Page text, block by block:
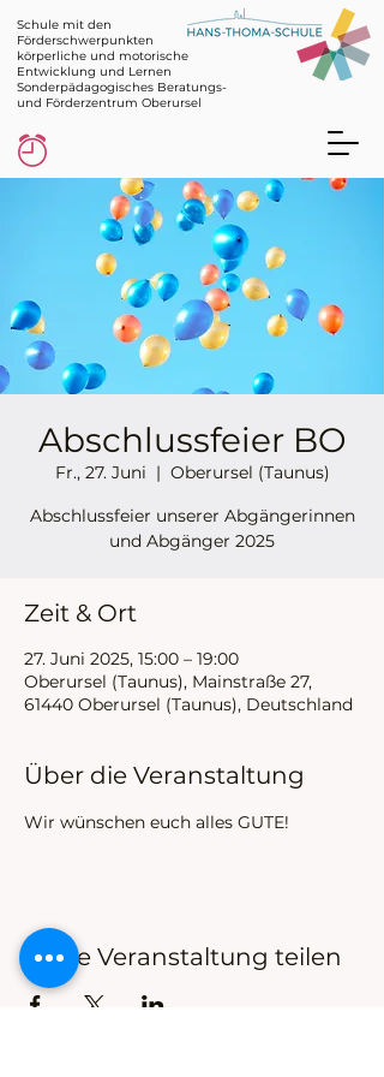
Schule mit den
Förderschwerpunkten
körperliche und motorische
Entwicklung und Lernen
Sonderpädagogisches Beratungs-
und Förderzentrum Oberursel
Abschlussfeier BO
Fr., 27. Juni
  |
Oberursel (Taunus)
Abschlussfeier unserer Abgängerinnen
und Abgänger 2025
Zeit & Ort
27. Juni 2025, 15:00 – 19:00
Oberursel (Taunus), Mainstraße 27,
61440 Oberursel (Taunus), Deutschland
Über die Veranstaltung
Wir wünschen euch alles GUTE!
Diese Veranstaltung teilen